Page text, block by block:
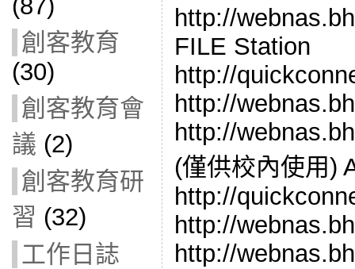
(87)
創客教育
(30)
創客教育會
議 (2)
創客教育研
習 (32)
工作日誌
http://
FILE Station
http://
http://
http://
(僅供校內使用)
http://
http://
http://